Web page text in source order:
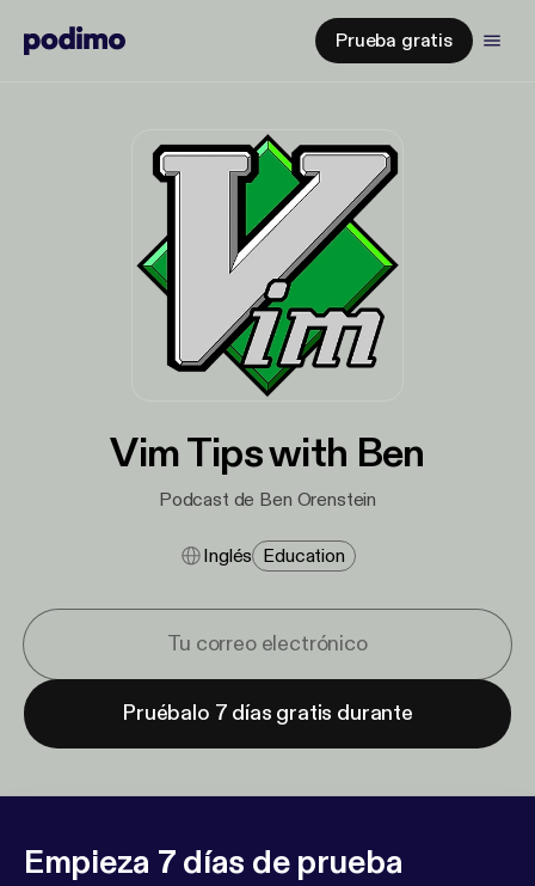
Prueba gratis
Vim Tips with Ben
Podcast de Ben Orenstein
Inglés Education
Pruébalo 7 días gratis durante
Empieza 7 días de prueba